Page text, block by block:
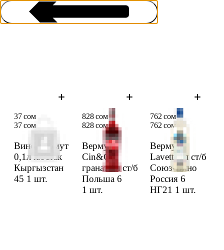
Вермут
Вино Вермут
0,1л пл/стак
Кыргыз­стан
45 1 шт.
37 сом
37 сом
Вермут
Cin&Cin
гранат 1л ст/б
Польша 6
1 шт.
828 сом
828 сом
Вермут
Lavetti 1л ст/б
Союз-Вино
Россия 6
НГ21 1 шт.
762 сом
762 сом